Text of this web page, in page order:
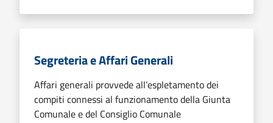
Segreteria e Affari Generali
Affari generali provvede all’espletamento dei
compiti connessi al funzionamento della Giunta
Comunale e del Consiglio Comunale